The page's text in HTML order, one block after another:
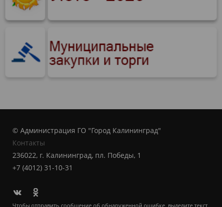
© Администрация ГО "Город Калининград"
Контакты
236022, г. Калининград, пл. Победы, 1
+7 (4012) 31-10-31
Чтобы отправить сообщение об обнаруженной ошибке, выделите текст